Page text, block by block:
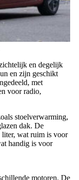
en degelijk
en zijn geschikt
met
voor radio,
stoelverwarming,
dak. De
liter, wat ruim is voor
handig is voor
motoren. De